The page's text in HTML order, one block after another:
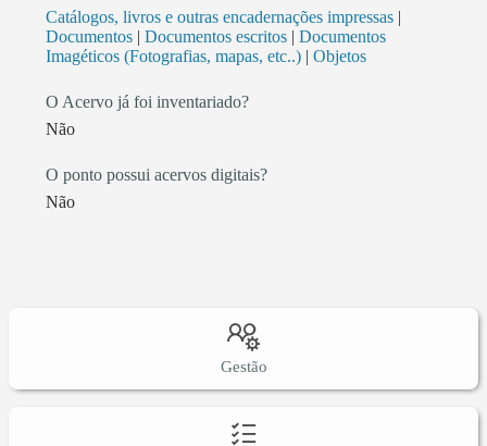
Catálogos, livros e outras encadernações impressas |
Documentos | Documentos escritos | Documentos
Imagéticos (Fotografias, mapas, etc..) | Objetos
O Acervo já foi inventariado?
Não
O ponto possui acervos digitais?
Não
Gestão